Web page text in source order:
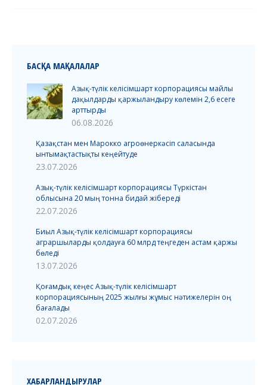
БАСҚА МАҚАЛАЛАР
Азық-түлік келісімшарт корпорациясы майлы
дақылдарды қаржыландыру көлемін 2,6 есеге
арттырды
06.08.2026
Қазақстан мен Марокко агроөнеркәсіп саласында
ынтымақтастықты кеңейтуде
23.07.2026
Азық-түлік келісімшарт корпорациясы Түркістан
облысына 20 мың тонна бидай жібереді
22.07.2026
Биыл Азық-түлік келісімшарт корпорациясы
аграршыларды қолдауға 60 млрд теңгеден астам қаржы
бөледі
13.07.2026
Қоғамдық кеңес Азық-түлік келісімшарт
корпорациясының 2025 жылғы жұмыс нәтижелерін оң
бағалады
02.07.2026
ХАБАРЛАНДЫРУЛАР